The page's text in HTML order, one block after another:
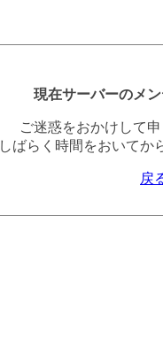
現在サーバーのメン
ご迷惑をおかけして
しばらく時間をおいてか
戻